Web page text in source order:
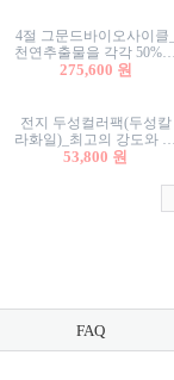
4절 그문드바이오사이클_
천연추출물을 각각 50%이
상 함유한 친환경그래픽
275,600 원
전지 두성컬러팩(두성칼
라화일)_최고의 강도와 평
활성을 지닌 다양한 컬러
53,800 원
FAQ